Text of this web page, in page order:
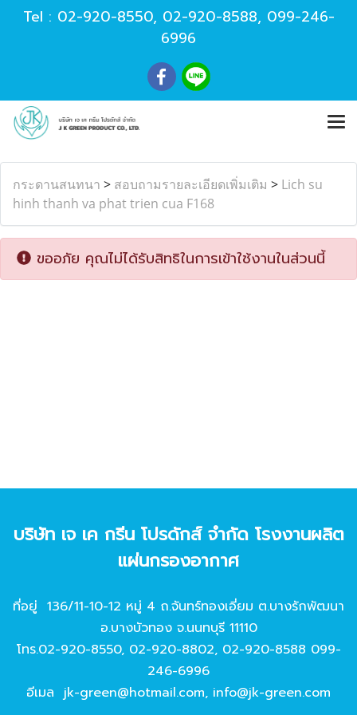
Tel : 02-920-8550, 02-920-8588, 099-246-
6996
กระดานสนทนา > สอบถามรายละเอียดเพิ่มเติม > Lich su
hinh thanh va phat trien cua F168
ขออภัย คุณไม่ได้รับสิทธิในการเข้าใช้งานในส่วนนี้
บริษัท เจ เค กรีน โปรดักส์ จํากัด โรงงานผลิต
แผ่นกรองอากาศ
ที่อยู่ 136/11-10-12 หมู่ 4 ถ.จันทร์ทองเอี่ยม ต.บางรักพัฒนา
อ.บางบัวทอง จ.นนทบุรี 11110
โทร.02-920-8550, 02-920-8802, 02-920-8588 099-
246-6996
อีเมล jk-green@hotmail.com, info@jk-green.com